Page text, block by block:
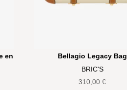
en
Bellagio Legacy Bag
BRIC'S
310,00€